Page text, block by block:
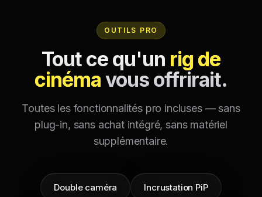
OUTILS PRO
Tout ce qu'un rig de
cinémavous offrirait.
Toutes les fonctionnalités pro incluses — sans
plug-in, sans achat intégré, sans matériel
supplémentaire.
Double caméra Incrustation PiP